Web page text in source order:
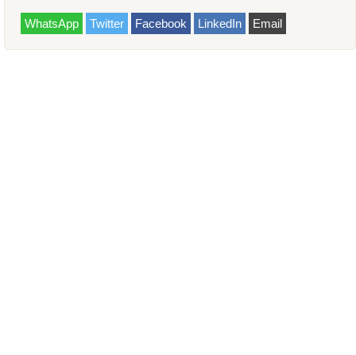
WhatsApp Twitter Facebook LinkedIn Email